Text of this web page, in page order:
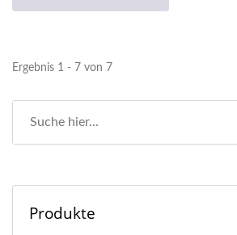
Ergebnis 1 - 7 von 7
Produkte